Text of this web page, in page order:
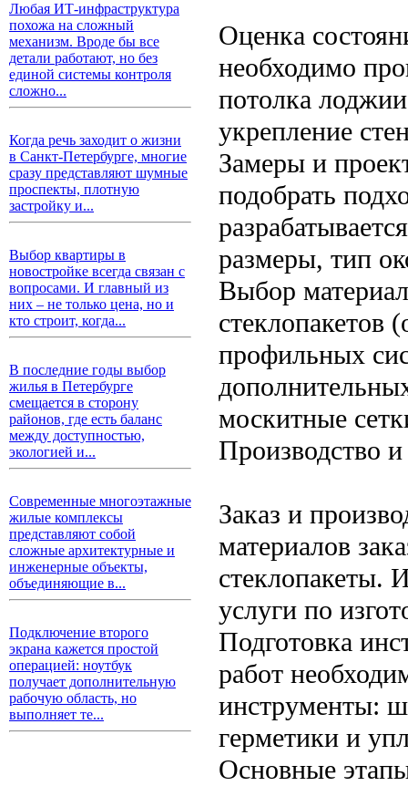
Любая ИТ-инфраструктура
похожа на сложный
механизм. Вроде бы все
детали работают, но без
единой системы контроля
сложно...
Когда речь заходит о жизни
в Санкт-Петербурге, многие
сразу представляют шумные
проспекты, плотную
застройку и...
Выбор квартиры в
новостройке всегда связан с
вопросами. И главный из
них – не только цена, но и
кто строит, когда...
В последние годы выбор
жилья в Петербурге
смещается в сторону
районов, где есть баланс
между доступностью,
экологией и...
Современные многоэтажные
жилые комплексы
представляют собой
сложные архитектурные и
инженерные объекты,
объединяющие в...
Подключение второго
экрана кажется простой
операцией: ноутбук
получает дополнительную
рабочую область, но
выполняет те...
Оценка
необходимо
потолка
укрепление
Замеры и
подобрать
размеры, тип
Выбор
стеклопакетов
профильных
москитные
Производство и
Заказ и
материалов
стеклопакеты.
услуги по
Подготовка
работ
инструменты:
герметики и
Основные